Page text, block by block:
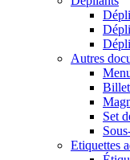
Autres
Set
Etiquettes